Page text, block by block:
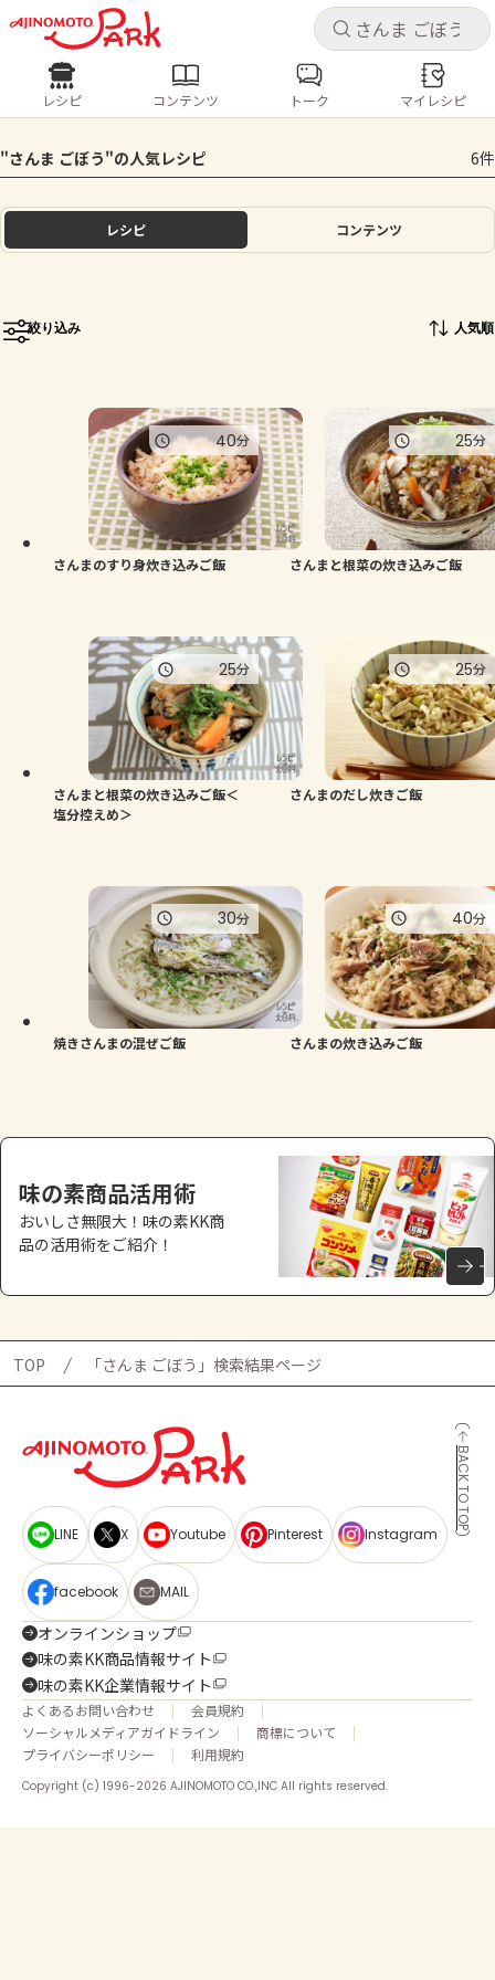
キャ
ログインするとレシピを保存できます
ログイン
ホーム
トーク
よくあるお問い合わせ
お買い物
キャ
レシピ コンテンツ
人気の食材・レシピ
きゅうり なす トマト とうもろこし
ピーマン
レシピ コンテンツ トーク マイレシピ
"さんま ごぼう"の人気レシピ 6件
レシピ コンテンツ
絞り込み 人気順
さんまのすり身炊き込みご飯
40分
さんまと根菜の炊き込みご飯
25分
さんまと根菜の炊き込みご飯＜
塩分控えめ＞
25分
さんまのだし炊きご飯
25分
焼きさんまの混ぜご飯
30分
さんまの炊き込みご飯
40分
味の素商品活用術
おいしさ無限大！味の素KK商
品の活用術をご紹介！
TOP 「さんま ごぼう」検索結果ページ
BACK TO TOP
LINE X Youtube Pinterest Instagram
facebook MAIL
オンラインショップ
味の素KK商品情報サイト
味の素KK企業情報サイト
よくあるお問い合わせ
会員規約
ソーシャルメディアガイドライン
商標について
プライバシーポリシー
利用規約
Copyright (c) 1996-2026 AJINOMOTO CO.,INC All rights reserved.